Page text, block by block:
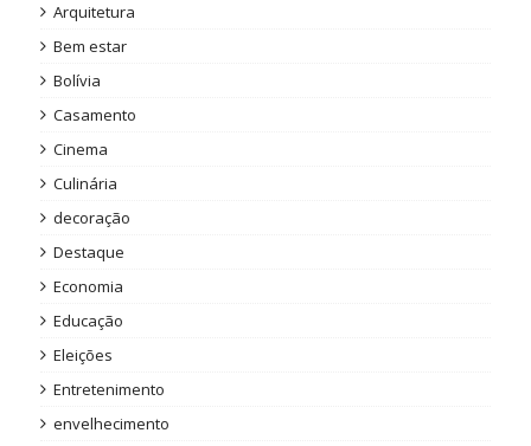
Arquitetura
Bem estar
Bolívia
Casamento
Cinema
Culinária
decoração
Destaque
Economia
Educação
Eleições
Entretenimento
envelhecimento